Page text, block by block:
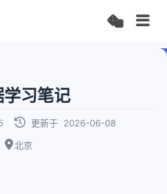
习笔记
更新于 2026-06-08
北京